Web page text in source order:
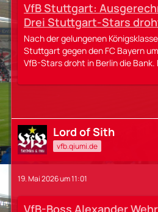
VfB Stuttgart:
Drei Stuttgart-Stars
Bank
Nach der gelungenen
Stuttgart gegen den FC Bayern
VfB-Stars droht in Berlin die Bank.
Lord of Sith
vfb.qiumi.de
19. Mai 2026 um 11:01